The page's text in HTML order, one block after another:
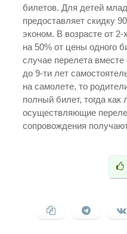
билетов. Для детей
предоставляет скидку
эконом. В возрасте от
на 50% от цены одного
случае перелета
до 9-ти лет
на самолете, то
полный билет, тогда как
осуществляющие
сопровождения